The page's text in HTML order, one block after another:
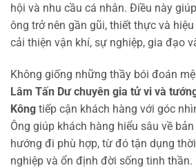
hội và nhu cầu cá nhân. Điều này
ông trở nên gần gũi, thiết thực và
cải thiện vận khí, sự nghiệp, gia đạo
Không giống những thầy bói đoán
Lâm Tấn Dư chuyên gia tử vi và
Kông tiếp cận khách hàng với góc
Ông giúp khách hàng hiểu sâu về
hướng đi phù hợp, từ đó tận dụng
nghiệp và ổn định đời sống tinh thần.